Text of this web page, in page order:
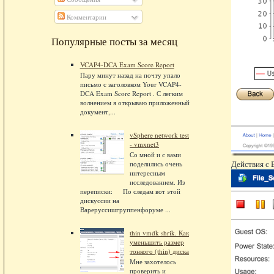
Комментарии
Популярные посты за месяц
VCAP4-DCA Exam Score Report
Пару минут назад на почту упало
письмо с заголовком Your VCAP4-
DCA Exam Score Report . С легким
волнением я открываю приложенный
документ,...
vSphere network test
- vmxnet3
Со мной и с вами
поделились очень
интересным
исследованием. Из
переписки: По следам вот этой
дискуссии на
Вареруссишгруппенфоруме ...
thin vmdk shrik. Как
уменьшить размер
тонкого (thin) диска
Мне захотелось
проверить и
Действия